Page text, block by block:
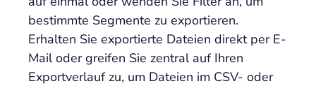
bestimmte Segmente zu exportieren.
Erhalten Sie exportierte Dateien direkt per E-
Mail oder greifen Sie zentral auf Ihren
Exportverlauf zu, um Dateien im CSV- oder